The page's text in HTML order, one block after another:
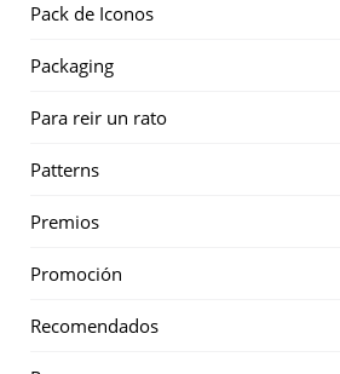
Pack de Iconos
Packaging
Para reir un rato
Patterns
Premios
Promoción
Recomendados